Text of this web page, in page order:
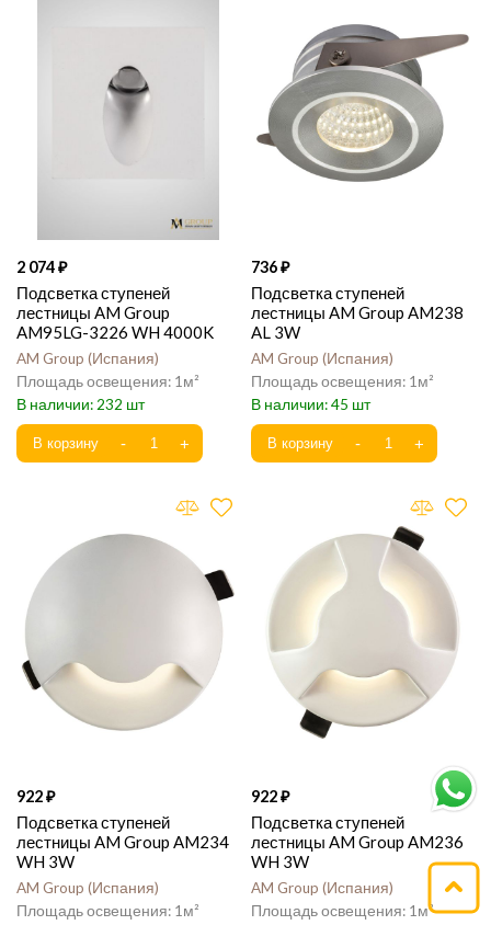
2 074
Подсветка ступеней
лестницы AM Group
AM95LG-3226 WH 4000K
AM Group Испания
1
232
736
Подсветка ступеней
лестницы AM Group AM238
AL 3W
AM Group Испания
1
45
922
Подсветка ступеней
лестницы AM Group AM234
WH 3W
AM Group Испания
1
922
Подсветка ступеней
лестницы AM Group AM236
WH 3W
AM Group Испания
1